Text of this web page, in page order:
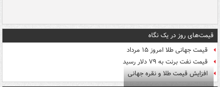
قیمت‌های روز در یک نگاه
قیمت جهانی طلا امروز ۱۵ مرداد
قیمت نفت برنت به ۷۹ دلار رسید
افزایش قیمت طلا و نقره جهانی